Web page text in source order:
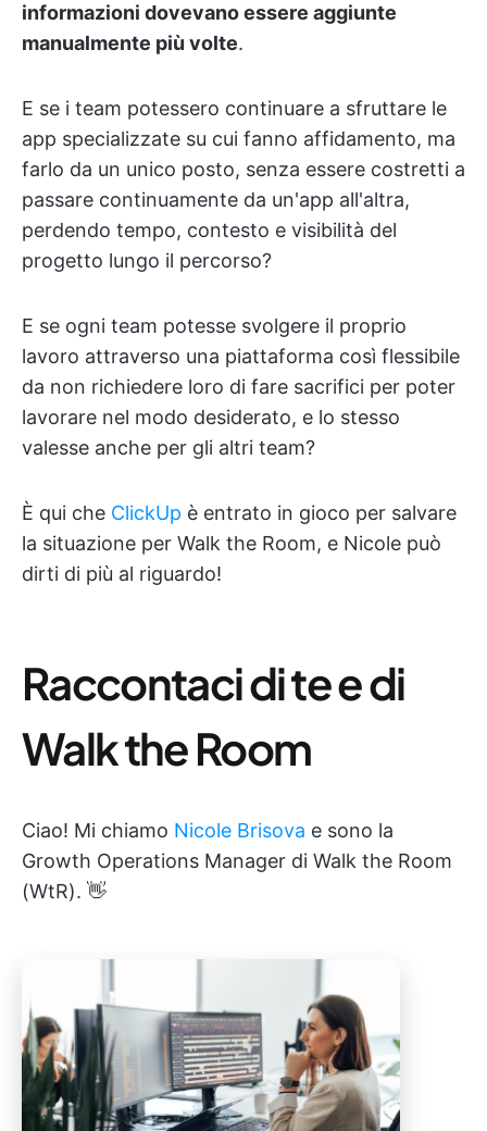
informazioni dovevano essere aggiunte
manualmente più volte.
E se i team potessero continuare a sfruttare le
app specializzate su cui fanno affidamento, ma
farlo da un unico posto, senza essere costretti a
passare continuamente da un'app all'altra,
perdendo tempo, contesto e visibilità del
progetto lungo il percorso?
E se ogni team potesse svolgere il proprio
lavoro attraverso una piattaforma così flessibile
da non richiedere loro di fare sacrifici per poter
lavorare nel modo desiderato, e lo stesso
valesse anche per gli altri team?
È qui che ClickUp è entrato in gioco per salvare
la situazione per Walk the Room, e Nicole può
dirti di più al riguardo!
Raccontaci di te e di
Walk the Room
Ciao! Mi chiamo Nicole Brisova e sono la
Growth Operations Manager di Walk the Room
(WtR). 👋